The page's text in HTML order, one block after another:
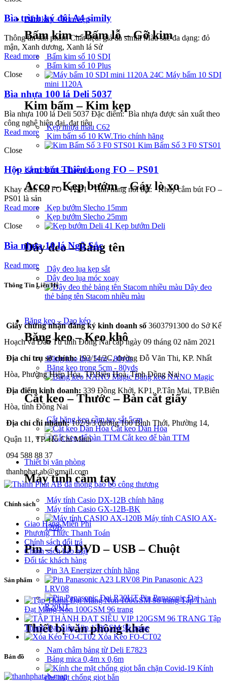
Bấm kim – Kim kẹp
Bấm kim – Bấm lỗ – Gỡ kim
Bấm kim số 10 SDI
Bấm kim số 10 Plus
Máy bấm 10 SDI
mini 1120A
Kim bấm – Kim kẹp
Kẹp nhựa màu C62
Kim bấm số 10 KW.Trio chính hãng
Kim Bấm Số 3 F0 STS01
Kẹp bướm – Dây đeo
Acco – Kẹp bướm – Gáy lò xo
Kẹp bướm Slecho 15mm
Kẹp bướm Slecho 25mm
Kẹp bướm Deli
Dây đeo – Bảng tên
Dây đeo lụa kẹp sắt
Dây đeo lụa móc xoay
Dây đeo
thẻ bảng tên Stacom nhiều màu
Băng keo – Dao kéo
Băng keo – Keo khô
Băng keo đục 5cm - 80yds
Băng keo trong 5cm - 80yds
Băng keo NANO Magic
Cắt keo – Thước – Bàn cắt giấy
Cắt băng keo cầm tay sắt 5cm
Cắt keo Dân Hòa
Cắt keo để bàn TTM
Thiết bị văn phòng
Máy tính cầm tay
Máy tính Casio DX-12B chính hãng
Máy tính Casio GX-12B-BK
Máy tính CASIO AX-
120B
Pin – CD DVD – USB – Chuột
Pin 3A Energizer chính hãng
Pin Panasonic A23
LRV08
Pin Panasonic Đại
R20UT
Thiết bị văn phòng khác
Nam châm bảng từ Deli E7823
Bảng mica 0,4m x 0,6m
Kính
che mặt chống giọt bắn
Bìa trình ký đôi A4 simily
Thông tin sản phẩm Chất liệu: giả da simili Màu sắc đa dạng: đỏ
mận, Xanh dương, Xanh lá Sử
Read more
Close
Bìa nhựa 100 lá Deli 5037
Bìa nhựa 100 lá Deli 5037 Đặc điểm: Bìa nhựa được sản xuất theo
công nghệ hiện đại, đạt tiêu
Read more
Close
Hộp cắm bút Thiên Long FO – PS01
Khay cắm bút FO – PS01 Tính năng nổi bật: Khay cắm bút FO –
PS01 là sản
Read more
Close
Bìa nhựa 10 lá Ngũ Sắc
Read more
Thông Tin Liên Hệ
Giấy chứng nhận đăng ký kinh doanh số 3603791300 do Sở Kế
Hoạch và Đầu Tư tỉnh Đồng Nai cấp ngày 09 tháng 02 năm 2021
Địa chỉ trụ sở chính:193/14/2C, đường Đỗ Văn Thi, KP. Nhất
Hòa, Phường Hiệp Hòa, TP.Biên Hoà, Tỉnh Đồng Nai
Địa điểm kinh doanh: 339 Đồng Khởi, KP1, P.Tân Mai, TP.Biên
Hòa, tỉnh Đồng Nai
Địa chỉ chi nhánh:102/9/3 đường 100 Bình Thới, Phường 14,
Quận 11, TP. Hồ Chí Minh
094 588 88 37
thanhphat.ab@gmail.com
Chính sách
Giao Hàng Miễn Phí
Phương Thức Thanh Toán
Chính sách đổi trả
Chính sách bảo mật
Đối tác khách hàng
Sản phẩm
Tập Thành
Đạt Măng Non 100GSM 96 trang
Tập
Thành Đạt Siêu Vip 120GSM 96 trang
Xóa Kéo FO-CT02
Bản đồ